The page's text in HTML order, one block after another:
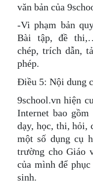
văn bản của
-Vi phạm bản
Bài tập, đề
chép, trích dẫn,
phép.
Điều 5: Nội dung
9school.vn hiện
Internet bao
dạy, học, thi, hỏi,
một số dụng cụ
trường cho Giáo
của mình để
sinh.